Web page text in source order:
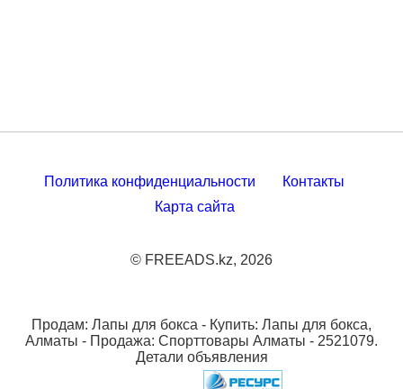
Политика конфиденциальности
Контакты
Карта сайта
© FREEADS.kz, 2026
Продам: Лапы для бокса - Купить: Лапы для бокса,
Алматы - Продажа: Спорттовары Алматы - 2521079.
Детали объявления